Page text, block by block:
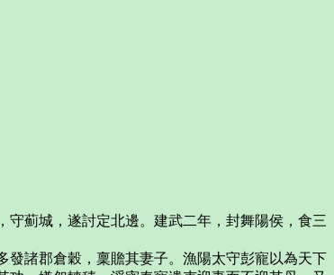
薊城，遂討定北邊。建武二年，封舞陽侯，食三
諸郡倉穀，稟贍其妻子。漁陽太守彭寵以為天下